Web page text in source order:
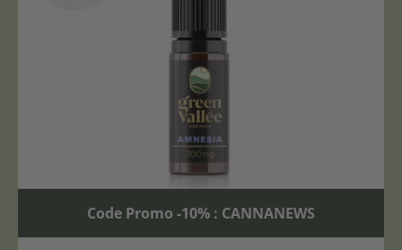
Code Promo -10% : CANNANEWS